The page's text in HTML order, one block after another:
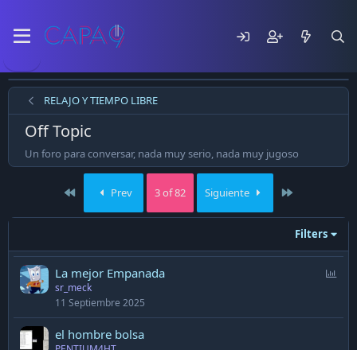
RELAJO Y TIEMPO LIBRE
Off Topic
Un foro para conversar, nada muy serio, nada muy jugoso
Prev 3 of 82 Siguiente
Filters
l
La mejor Empanada
sr_meck
11 Septiembre 2025
el hombre bolsa